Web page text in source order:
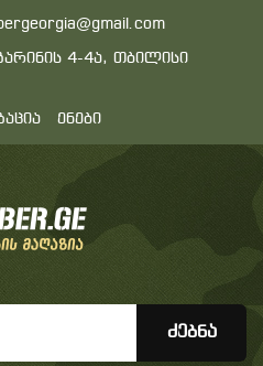
4-4ა, თბილისი
ენები